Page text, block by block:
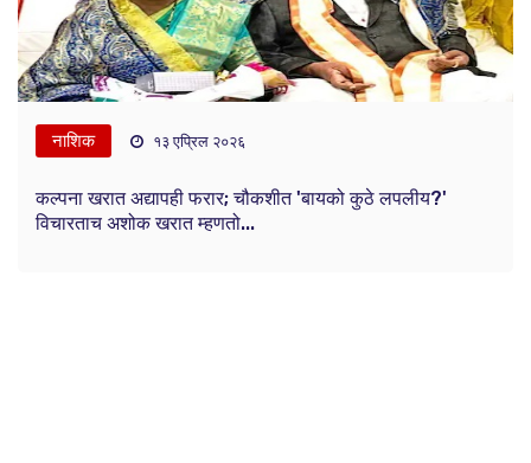
नाशिक १३ एप्रिल २०२६
कल्पना खरात अद्यापही फरार; चौकशीत 'बायको कुठे लपलीय?'
विचारताच अशोक खरात म्हणतो...